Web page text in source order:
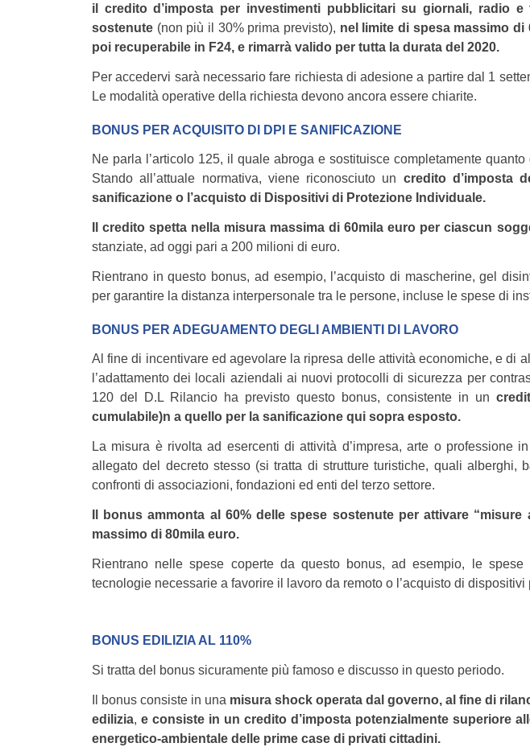
il credito d’imposta per investimenti pubblicitari su giornali, radio
sostenute (non più il 30% prima previsto), nel limite di spesa massimo di
poi recuperabile in F24, e rimarrà valido per tutta la durata del 2020.
Per accedervi sarà necessario fare richiesta di adesione a partire dal 1
Le modalità operative della richiesta devono ancora essere chiarite.
BONUS PER ACQUISITO DI DPI E SANIFICAZIONE
Ne parla l’articolo 125, il quale abroga e sostituisce completamente
Stando all’attuale normativa, viene riconosciuto un credito d’imposta
sanificazione o l’acquisto di Dispositivi di Protezione Individuale.
Il credito spetta nella misura massima di 60mila euro per ciascun
stanziate, ad oggi pari a 200 milioni di euro.
Rientrano in questo bonus, ad esempio, l’acquisto di mascherine, gel
per garantire la distanza interpersonale tra le persone, incluse le spese di
BONUS PER ADEGUAMENTO DEGLI AMBIENTI DI LAVORO
Al fine di incentivare ed agevolare la ripresa delle attività economiche, e di
l’adattamento dei locali aziendali ai nuovi protocolli di sicurezza per
120 del D.L Rilancio ha previsto questo bonus, consistente in un
cumulabile)n a quello per la sanificazione qui sopra esposto.
La misura è rivolta ad esercenti di attività d’impresa, arte o professione
allegato del decreto stesso (si tratta di strutture turistiche, quali alberghi,
confronti di associazioni, fondazioni ed enti del terzo settore.
Il bonus ammonta al 60% delle spese sostenute per attivare
massimo di 80mila euro.
Rientrano nelle spese coperte da questo bonus, ad esempio, le spese
tecnologie necessarie a favorire il lavoro da remoto o l’acquisto di
BONUS EDILIZIA AL 110%
Si tratta del bonus sicuramente più famoso e discusso in questo periodo.
Il bonus consiste in una misura shock operata dal governo, al fine di
edilizia, e consiste in un credito d’imposta potenzialmente superiore
energetico-ambientale delle prime case di privati cittadini.